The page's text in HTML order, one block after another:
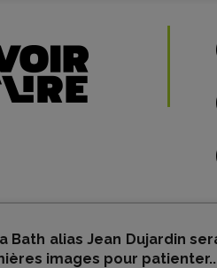
Bath alias Jean Dujardin
images pour